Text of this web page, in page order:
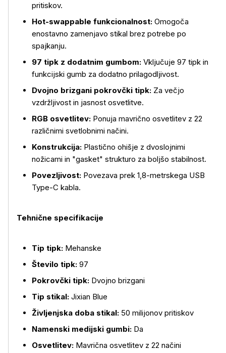
pritiskov.
Hot-swappable funkcionalnost: Omogoča
enostavno zamenjavo stikal brez potrebe po
spajkanju.
97 tipk z dodatnim gumbom: Vključuje 97 tipk in
funkcijski gumb za dodatno prilagodljivost.
Dvojno brizgani pokrovčki tipk: Za večjo
vzdržljivost in jasnost osvetlitve.
RGB osvetlitev: Ponuja mavrično osvetlitev z 22
različnimi svetlobnimi načini.
Konstrukcija: Plastično ohišje z dvoslojnimi
nožicami in "gasket" strukturo za boljšo stabilnost.
Povezljivost: Povezava prek 1,8-metrskega USB
Type-C kabla.
Tehnične specifikacije
Tip tipk: Mehanske
Število tipk: 97
Pokrovčki tipk: Dvojno brizgani
Tip stikal: Jixian Blue
Življenjska doba stikal: 50 milijonov pritiskov
Namenski medijski gumbi: Da
Osvetlitev: Mavrična osvetlitev z 22 načini